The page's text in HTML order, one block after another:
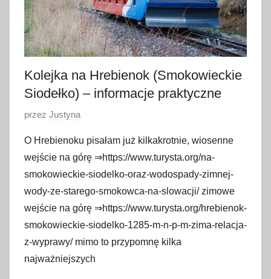
c
a
2
0
2Kolejka na Hrebienok (Smokowieckie
Siodełko) – informacje praktyczne
O
u
b
l
i
k
o
w
a
przez Justyna
O Hrebienoku pisałam już kilkakrotnie, wiosenne
wejście na górę ⇒https://www.turysta.org/na-
smokowieckie-siodelko-oraz-wodospady-zimnej-
wody-ze-starego-smokowca-na-slowacji/ zimowe
wejście na górę ⇒https://www.turysta.org/hrebienok-
smokowieckie-siodelko-1285-m-n-p-m-zima-relacja-
z-wyprawy/ mimo to przypomnę kilka
najważniejszych